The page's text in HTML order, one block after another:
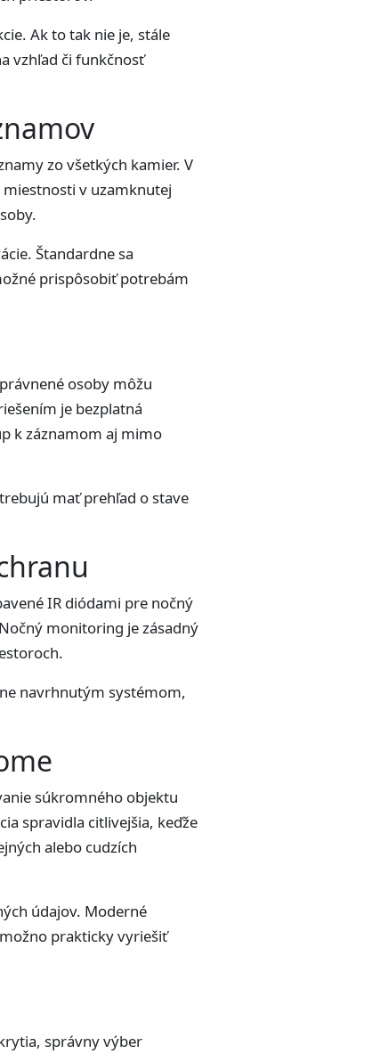
Ak to tak nie je, stále
vzhľad či funkčnosť
zo všetkých kamier. V
v uzamknutej
Štandardne sa
prispôsobiť potrebám
osoby môžu
je bezplatná
k záznamom aj mimo
mať prehľad o stave
IR diódami pre nočný
monitoring je zásadný
navrhnutým systémom,
súkromného objektu
spravidla citlivejšia, keďže
alebo cudzích
údajov. Moderné
prakticky vyriešiť
správny výber